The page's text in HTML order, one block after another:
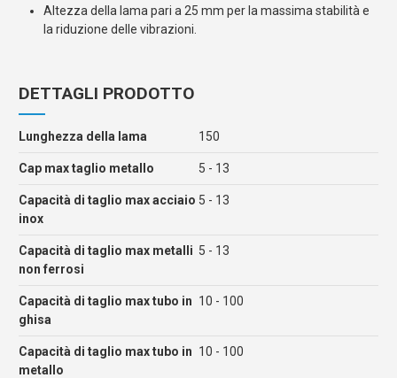
Altezza della lama pari a 25 mm per la massima stabilità e
la riduzione delle vibrazioni.
DETTAGLI PRODOTTO
Lunghezza della lama 150
Cap max taglio metallo 5 - 13
Capacità di taglio max acciaio
inox
5 - 13
Capacità di taglio max metalli
non ferrosi
5 - 13
Capacità di taglio max tubo in
ghisa
10 - 100
Capacità di taglio max tubo in
metallo
10 - 100